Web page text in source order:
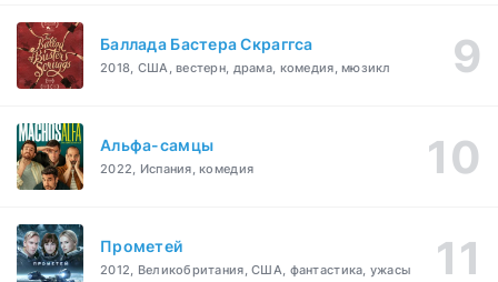
Баллада Бастера Скраггса
2018, США, вестерн, драма, комедия, мюзикл
Альфа-самцы
2022, Испания, комедия
Прометей
2012, Великобритания, США, фантастика, ужасы